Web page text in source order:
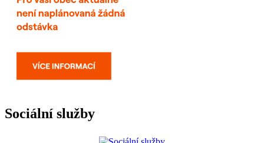
Sociální služby